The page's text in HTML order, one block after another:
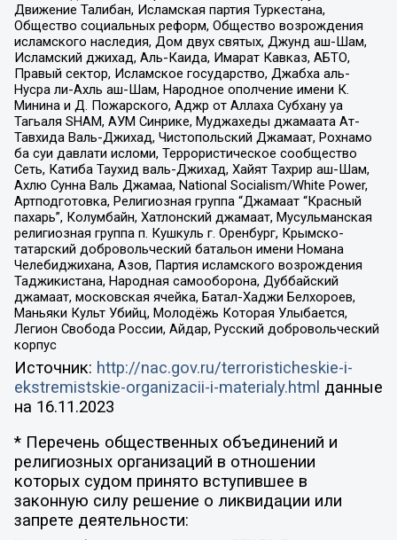
Движение Талибан, Исламская партия Туркестана,
Общество социальных реформ, Общество возрождения
исламского наследия, Дом двух святых, Джунд аш-Шам,
Исламский джихад, Аль-Каида, Имарат Кавказ, АБТО,
Правый сектор, Исламское государство, Джабха аль-
Нусра ли-Ахль аш-Шам, Народное ополчение имени К.
Минина и Д. Пожарского, Аджр от Аллаха Субхану уа
Тагьаля SHAM, АУМ Синрике, Муджахеды джамаата Ат-
Тавхида Валь-Джихад, Чистопольский Джамаат, Рохнамо
ба суи давлати исломи, Террористическое сообщество
Сеть, Катиба Таухид валь-Джихад, Хайят Тахрир аш-Шам,
Ахлю Сунна Валь Джамаа, National Socialism/White Power,
Артподготовка, Религиозная группа “Джамаат “Красный
пахарь”, Колумбайн, Хатлонский джамаат, Мусульманская
религиозная группа п. Кушкуль г. Оренбург, Крымско-
татарский добровольческий батальон имени Номана
Челебиджихана, Азов, Партия исламского возрождения
Таджикистана, Народная самооборона, Дуббайский
джамаат, московская ячейка, Батал-Хаджи Белхороев,
Маньяки Культ Убийц, Молодёжь Которая Улыбается,
Легион Свобода России, Айдар, Русский добровольческий
корпус
Источник: http://nac.gov.ru/terroristicheskie-i-
ekstremistskie-organizacii-i-materialy.html данные
на 16.11.2023
* Перечень общественных объединений и
религиозных организаций в отношении
которых судом принято вступившее в
законную силу решение о ликвидации или
запрете деятельности: